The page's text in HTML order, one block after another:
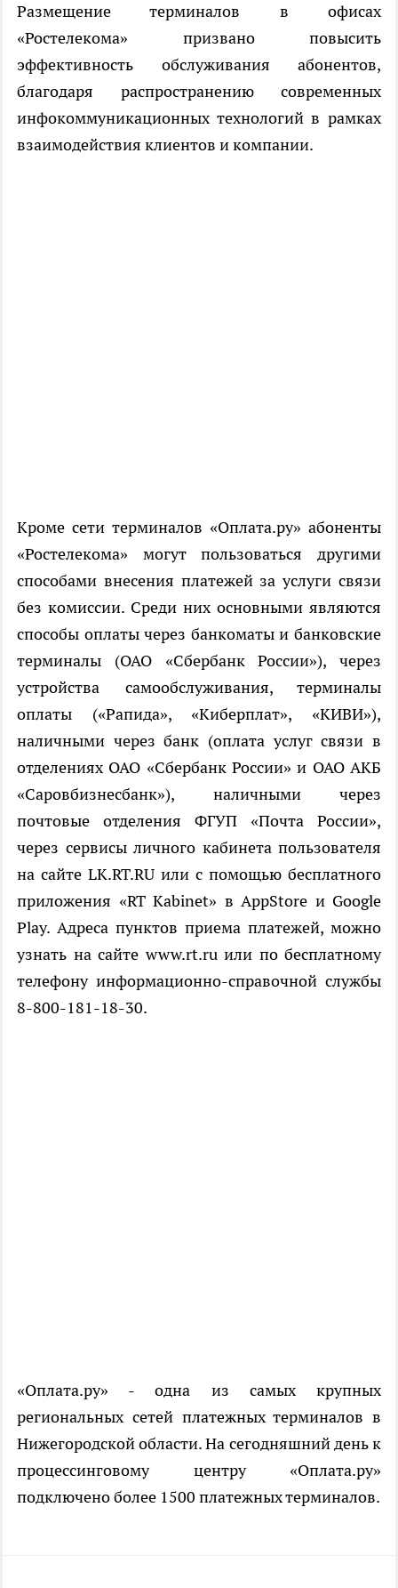
Размещение терминалов в офисах
«Ростелекома» призвано повысить
эффективность обслуживания абонентов,
благодаря распространению современных
инфокоммуникационных технологий в рамках
взаимодействия клиентов и компании.
Кроме сети терминалов «Оплата.ру» абоненты
«Ростелекома» могут пользоваться другими
способами внесения платежей за услуги связи
без комиссии. Среди них основными являются
способы оплаты через банкоматы и банковские
терминалы (ОАО «Сбербанк России»), через
устройства самообслуживания, терминалы
оплаты («Рапида», «Киберплат», «КИВИ»),
наличными через банк (оплата услуг связи в
отделениях ОАО «Сбербанк России» и ОАО АКБ
«Саровбизнесбанк»), наличными через
почтовые отделения ФГУП «Почта России»,
через сервисы личного кабинета пользователя
на сайте LK.RT.RU или с помощью бесплатного
приложения «RT Kabinet» в AppStore и Google
Play. Адреса пунктов приема платежей, можно
узнать на сайте www.rt.ru или по бесплатному
телефону информационно-справочной службы
8-800-181-18-30.
«Оплата.ру» - одна из самых крупных
региональных сетей платежных терминалов в
Нижегородской области. На сегодняшний день к
процессинговому центру «Оплата.ру»
подключено более 1500 платежных терминалов.